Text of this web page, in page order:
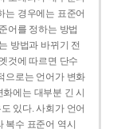
는 경우에는 표준어
어를 정하는 방법
방법과 바뀌기 전
것에 따르면 단수
으로는 언어가 변화
에는 대부분 긴 시
있다. 사회가 언어
복수 표준어 역시